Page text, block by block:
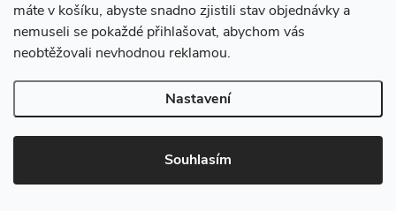
máte v košíku, abyste snadno zjistili stav objednávky a
nemuseli se pokaždé přihlašovat, abychom vás
neobtěžovali nevhodnou reklamou.
Nastavení
Souhlasím
Liquid EDGE LIQ Nic Salt
Apple Peach 10ml - 15mg
239 Kč
Skladem
DO KOŠÍKU
Liquid ELFLIQ Nic SALT
Strawberry Ice 30ml (3x10ml)
679 Kč
Skladem
DO KOŠÍKU